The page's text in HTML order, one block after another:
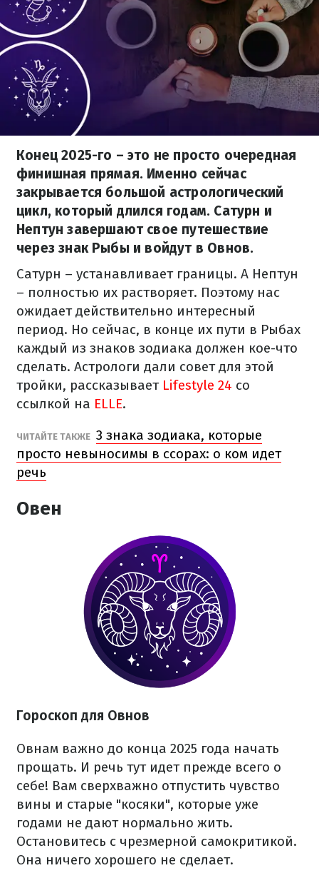
Конец 2025-го – это не просто очередная
финишная прямая. Именно сейчас
закрывается большой астрологический
цикл, который длился годам. Сатурн и
Нептун завершают свое путешествие
через знак Рыбы и войдут в Овнов.
Сатурн – устанавливает границы. А Нептун
– полностью их растворяет. Поэтому нас
ожидает действительно интересный
период. Но сейчас, в конце их пути в Рыбах
каждый из знаков зодиака должен кое-что
сделать. Астрологи дали совет для этой
тройки, рассказывает Lifestyle 24 со
ссылкой на ELLE.
ЧИТАЙТЕ ТАКЖЕ 3 знака зодиака, которые
просто невыносимы в ссорах: о ком идет
речь
Овен
Гороскоп для Овнов
Овнам важно до конца 2025 года начать
прощать. И речь тут идет прежде всего о
себе! Вам сверхважно отпустить чувство
вины и старые "косяки", которые уже
годами не дают нормально жить.
Остановитесь с чрезмерной самокритикой.
Она ничего хорошего не сделает.